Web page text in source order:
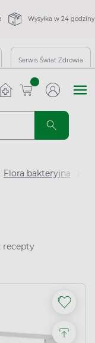
Wysyłka w 24 godziny
Serwis Świat Zdrowia
sztuk
Flora bakteryjna
recepty